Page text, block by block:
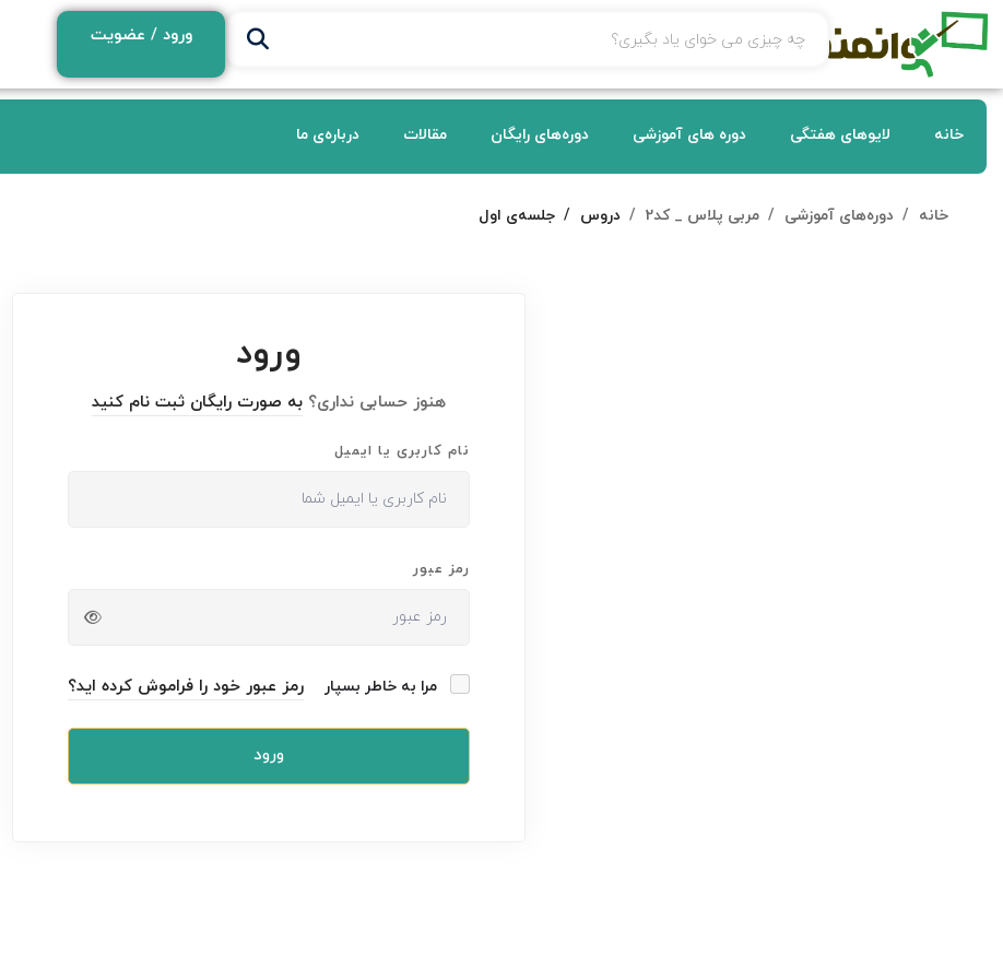
ورود / عضویت
خانه لایوهای هفتگی دوره های آموزشی دوره‌های رایگان مقالات درباره‌ی ما
خانه دوره‌های آموزشی مربی پلاس _ کد2 دروس جلسه‌ی اول
ورود
هنوز حسابی نداری؟ به صورت رایگان ثبت نام کنید
نام کاربری یا ایمیل
رمز عبور
مرا به خاطر بسپار رمز عبور خود را فراموش کرده اید؟
ورود